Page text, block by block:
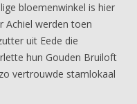
bloemenwinkel is hier
Achiel werden toen
uit Eede die
hun Gouden Bruiloft
vertrouwde stamlokaal